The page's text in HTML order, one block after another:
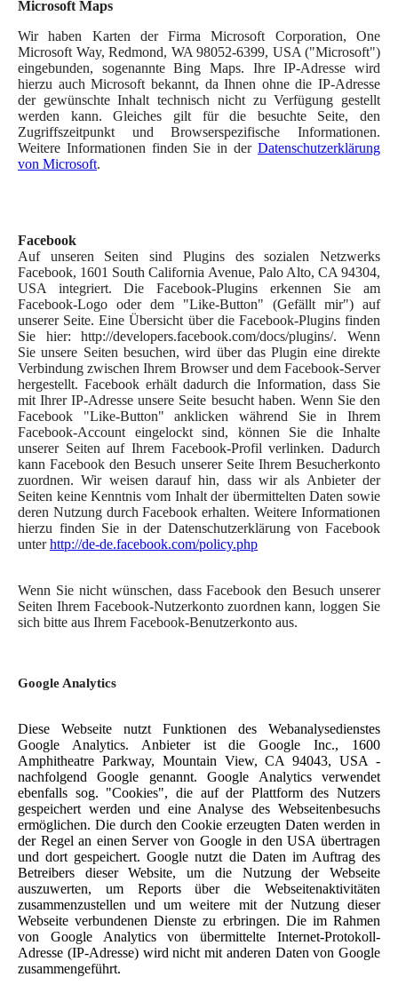
Microsoft Maps
Wir haben Karten der Firma Microsoft Corporation, One
Microsoft Way, Redmond, WA 98052-6399, USA ("Microsoft")
eingebunden, sogenannte Bing Maps. Ihre IP-Adresse wird
hierzu auch Microsoft bekannt, da Ihnen ohne die IP-Adresse
der gewünschte Inhalt technisch nicht zu Verfügung gestellt
werden kann. Gleiches gilt für die besuchte Seite, den
Zugriffszeitpunkt und Browserspezifische Informationen.
Weitere Informationen finden Sie in der Datenschutzerklärung
von Microsoft.
Facebook
Auf unseren Seiten sind Plugins des sozialen Netzwerks
Facebook, 1601 South California Avenue, Palo Alto, CA 94304,
USA integriert. Die Facebook-Plugins erkennen Sie am
Facebook-Logo oder dem "Like-Button" (Gefällt mir") auf
unserer Seite. Eine Übersicht über die Facebook-Plugins finden
Sie hier: http://developers.facebook.com/docs/plugins/. Wenn
Sie unsere Seiten besuchen, wird über das Plugin eine direkte
Verbindung zwischen Ihrem Browser und dem Facebook-Server
hergestellt. Facebook erhält dadurch die Information, dass Sie
mit Ihrer IP-Adresse unsere Seite besucht haben. Wenn Sie den
Facebook "Like-Button" anklicken während Sie in Ihrem
Facebook-Account eingelockt sind, können Sie die Inhalte
unserer Seiten auf Ihrem Facebook-Profil verlinken. Dadurch
kann Facebook den Besuch unserer Seite Ihrem Besucherkonto
zuordnen. Wir weisen darauf hin, dass wir als Anbieter der
Seiten keine Kenntnis vom Inhalt der übermittelten Daten sowie
deren Nutzung durch Facebook erhalten. Weitere Informationen
hierzu finden Sie in der Datenschutzerklärung von Facebook
unterhttp://de-de.facebook.com/policy.php
Wenn Sie nicht wünschen, dass Facebook den Besuch unserer
Seiten Ihrem Facebook-Nutzerkonto zuordnen kann, loggen Sie
sich bitte aus Ihrem Facebook-Benutzerkonto aus.
Google Analytics
Diese Webseite nutzt Funktionen des Webanalysedienstes
Google Analytics. Anbieter ist die Google Inc., 1600
Amphitheatre Parkway, Mountain View, CA 94043, USA -
nachfolgend Google genannt. Google Analytics verwendet
ebenfalls sog. "Cookies", die auf der Plattform des Nutzers
gespeichert werden und eine Analyse des Webseitenbesuchs
ermöglichen. Die durch den Cookie erzeugten Daten werden in
der Regel an einen Server von Google in den USA übertragen
und dort gespeichert. Google nutzt die Daten im Auftrag des
Betreibers dieser Website, um die Nutzung der Webseite
auszuwerten, um Reports über die Webseitenaktivitäten
zusammenzustellen und um weitere mit der Nutzung dieser
Webseite verbundenen Dienste zu erbringen. Die im Rahmen
von Google Analytics von übermittelte Internet-Protokoll-
Adresse (IP-Adresse) wird nicht mit anderen Daten von Google
zusammengeführt.